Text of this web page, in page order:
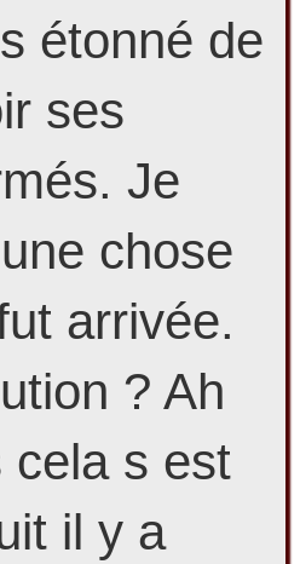
étonné de
ses
Je
chose
arrivée.
? Ah
cela s est
il y a